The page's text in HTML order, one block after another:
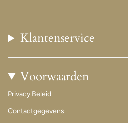
Klantenservice
Voorwaarden
Privacy Beleid
Contactgegevens